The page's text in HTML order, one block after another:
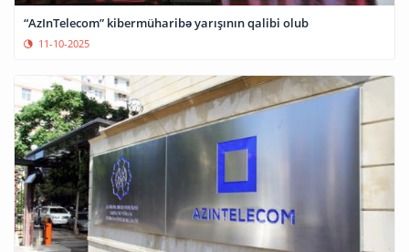
“AzInTelecom” kibermüharibə yarışının qalibi olub
11-10-2025